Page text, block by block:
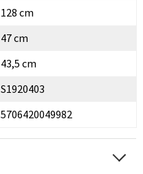
128 cm
47 cm
43,5 cm
S1920403
5706420049982